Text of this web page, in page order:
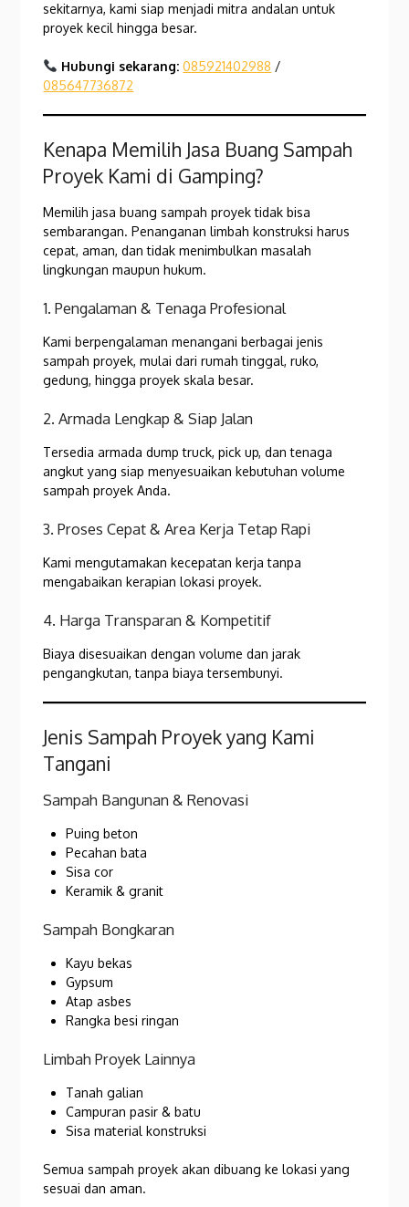
sekitarnya, kami siap menjadi mitra andalan untuk
proyek kecil hingga besar.
Hubungi sekarang: 085921402988 /
085647736872
Kenapa Memilih Jasa Buang Sampah
Proyek Kami di Gamping?
Memilih jasa buang sampah proyek tidak bisa
sembarangan. Penanganan limbah konstruksi harus
cepat, aman, dan tidak menimbulkan masalah
lingkungan maupun hukum.
1. Pengalaman & Tenaga Profesional
Kami berpengalaman menangani berbagai jenis
sampah proyek, mulai dari rumah tinggal, ruko,
gedung, hingga proyek skala besar.
2. Armada Lengkap & Siap Jalan
Tersedia armada dump truck, pick up, dan tenaga
angkut yang siap menyesuaikan kebutuhan volume
sampah proyek Anda.
3. Proses Cepat & Area Kerja Tetap Rapi
Kami mengutamakan kecepatan kerja tanpa
mengabaikan kerapian lokasi proyek.
4. Harga Transparan & Kompetitif
Biaya disesuaikan dengan volume dan jarak
pengangkutan, tanpa biaya tersembunyi.
Jenis Sampah Proyek yang Kami
Tangani
Sampah Bangunan & Renovasi
Puing beton
Pecahan bata
Sisa cor
Keramik & granit
Sampah Bongkaran
Kayu bekas
Gypsum
Atap asbes
Rangka besi ringan
Limbah Proyek Lainnya
Tanah galian
Campuran pasir & batu
Sisa material konstruksi
Semua sampah proyek akan dibuang ke lokasi yang
sesuai dan aman.